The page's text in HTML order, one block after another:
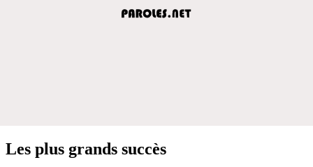
Les plus grands succès